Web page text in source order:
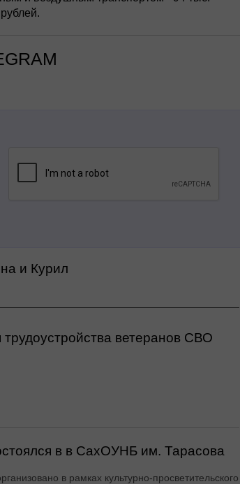
и Курил
ветеранов СВО
в в СахОУНБ им. Тарасова
в рамках культурно-просветительского